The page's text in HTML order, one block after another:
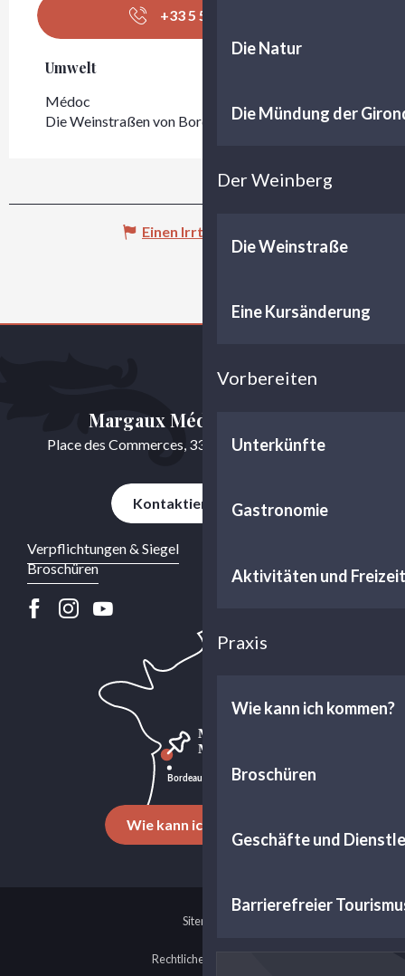
Die Natur
Die Mündung der
Der Weinberg
Die Weinstraße
Eine Kursänderung
Vorbereiten
Unterkünfte
Gastronomie
Aktivitäten und Freizeit
Praxis
Wie kann ich kommen?
Broschüren
Geschäfte und
Barrierefreier
+33 5 56 58 93
Umwelt
Umwelt
Médoc
Die Weinstraßen von Bordeaux - Médoc
Einen Irrtum angeben
Verpflichtungen & Siegel
Broschüren
Margaux Médoc Tourisme
Place des Commerces, 33460 Cussac-Fort-Médoc
Kontaktieren Sie uns
Wie kann ich kommen?
Sitemap
Rechtliche Hinweise